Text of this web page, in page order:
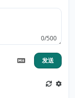
0/500
发送